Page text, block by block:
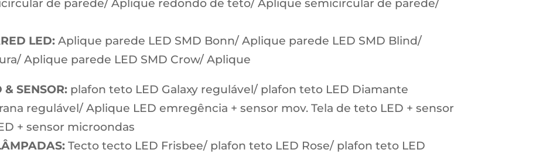
de parede/ Aplique redondo de teto/ Aplique semicircular de parede/
LED: Aplique parede LED SMD Bonn/ Aplique parede LED SMD Blind/
Aplique parede LED SMD Crow/ Aplique
& SENSOR: plafon teto LED Galaxy regulável/ plafon teto LED Diamante
regulável/ Aplique LED emregência + sensor mov. Tela de teto LED + sensor
+ sensor microondas
Tecto tecto LED Frisbee/ plafon teto LED Rose/ plafon teto LED